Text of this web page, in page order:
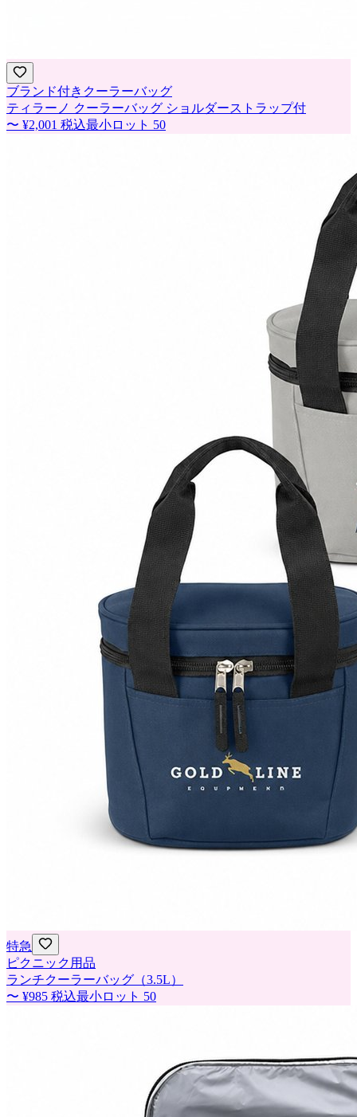
ブランド付きクーラーバッグ
ティラーノ クーラーバッグ ショルダーストラップ付
〜 ¥2,001 税込最小ロット 50
特急
ピクニック用品
ランチクーラーバッグ（3.5L）
〜 ¥985 税込最小ロット 50